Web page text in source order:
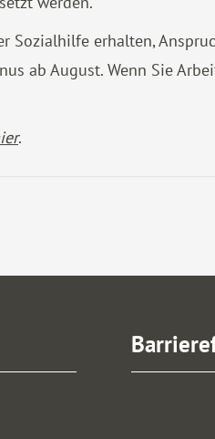
erhalten,
ab August. Wenn Sie
.